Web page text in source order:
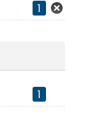
1
1